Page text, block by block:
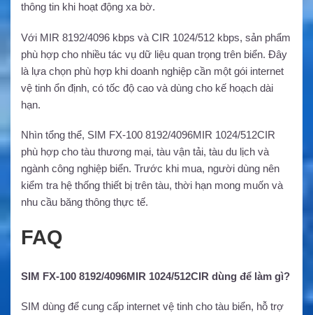
thông tin khi hoạt động xa bờ.
Với MIR 8192/4096 kbps và CIR 1024/512 kbps, sản phẩm
phù hợp cho nhiều tác vụ dữ liệu quan trọng trên biển. Đây
là lựa chọn phù hợp khi doanh nghiệp cần một gói internet
vệ tinh ổn định, có tốc độ cao và dùng cho kế hoạch dài
hạn.
Nhìn tổng thể, SIM FX-100 8192/4096MIR 1024/512CIR
phù hợp cho tàu thương mại, tàu vận tải, tàu du lịch và
ngành công nghiệp biển. Trước khi mua, người dùng nên
kiểm tra hệ thống thiết bị trên tàu, thời hạn mong muốn và
nhu cầu băng thông thực tế.
FAQ
SIM FX-100 8192/4096MIR 1024/512CIR dùng để làm gì?
SIM dùng để cung cấp internet vệ tinh cho tàu biển, hỗ trợ